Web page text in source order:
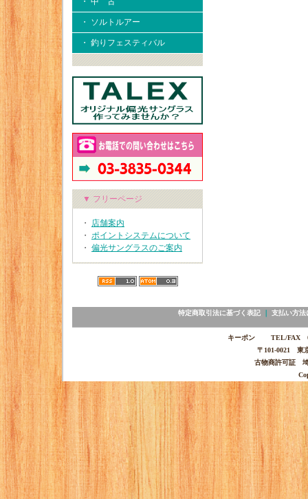
・ ソルトルアー
・ 釣りフェスティバル
▼ フリーページ
・ 店舗案内
・ ポイントシステムについて
・ 偏光サングラスのご案内
特定商取引法に基づく表記｜ 支払い方法
キーポン TEL/FAX
〒101-0021 東
古物商許可証